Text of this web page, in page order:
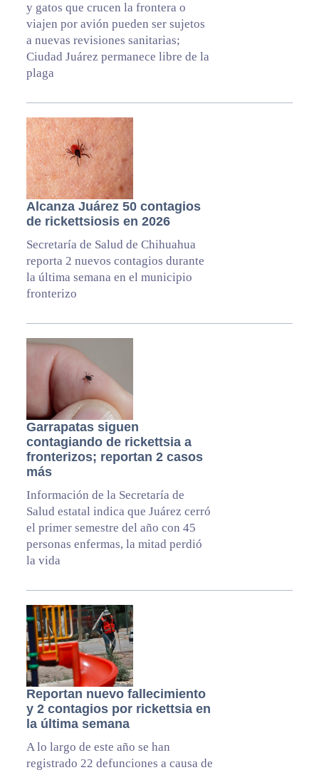
y gatos que crucen la frontera o
viajen por avión pueden ser sujetos
a nuevas revisiones sanitarias;
Ciudad Juárez permanece libre de la
plaga
Alcanza Juárez 50 contagios
de rickettsiosis en 2026
Secretaría de Salud de Chihuahua
reporta 2 nuevos contagios durante
la última semana en el municipio
fronterizo
Garrapatas siguen
contagiando de rickettsia a
fronterizos; reportan 2 casos
más
Información de la Secretaría de
Salud estatal indica que Juárez cerró
el primer semestre del año con 45
personas enfermas, la mitad perdió
la vida
Reportan nuevo fallecimiento
y 2 contagios por rickettsia en
la última semana
A lo largo de este año se han
registrado 22 defunciones a causa de